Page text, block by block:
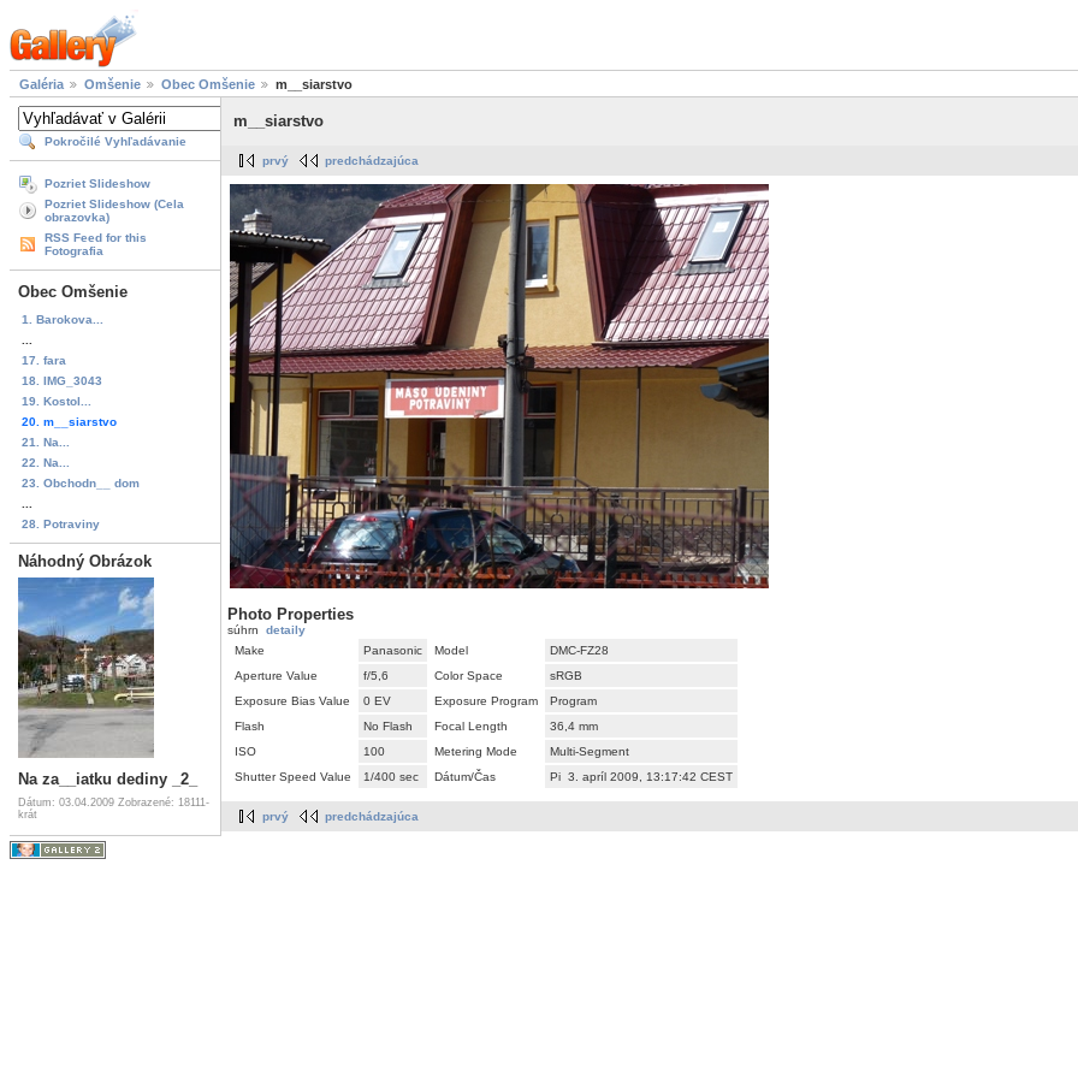
Galéria Omšenie Obec Omšenie m__siarstvo
Pokročilé Vyhľadávanie
Pozriet Slideshow
Pozriet Slideshow (Cela
obrazovka)
RSS Feed for this
Fotografia
Obec Omšenie
1. Barokova...
17. fara
18. IMG_3043
19. Kostol...
20. m__siarstvo
21. Na...
22. Na...
23. Obchodn__ dom
28. Potraviny
Náhodný Obrázok
Na za__iatku dediny _2_
Dátum: 03.04.2009 Zobrazené: 18111-
krát
m__siarstvo
prvý predchádzajúca
Photo Properties
súhrn detaily
Make
Panasonic Model
DMC-FZ28
Aperture Value
f/5,6 Color Space
sRGB
Exposure Bias Value
0 EV Exposure Program
Program
Flash
No Flash Focal Length
36,4 mm
ISO
100 Metering Mode
Multi-Segment
Shutter Speed Value
1/400 sec Dátum/Čas Pi 3. apríl 2009, 13:17:42 CEST
prvý predchádzajúca